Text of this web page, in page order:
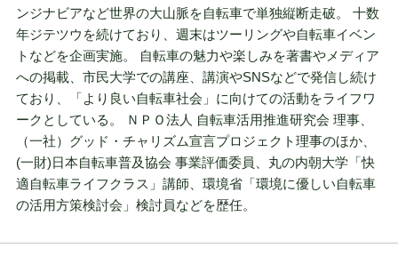
ンジナビアなど世界の⼤⼭脈を⾃転⾞で単独縦断⾛破。 ⼗数
年ジテツウを続けており、週末はツーリングや⾃転⾞イベン
トなどを企画実施。 ⾃転⾞の魅⼒や楽しみを著書やメディア
への掲載、市⺠⼤学での講座、講演やSNSなどで発信し続け
ており、「より良い⾃転⾞社会」に向けての活動をライフワ
ークとしている。 ＮＰＯ法⼈ ⾃転⾞活⽤推進研究会 理事、
（⼀社）グッド・チャリズム宣⾔プロジェクト理事のほか、
(⼀財)⽇本⾃転⾞普及協会 事業評価委員、丸の内朝⼤学「快
適⾃転⾞ライフクラス」講師、環境省「環境に優しい⾃転⾞
の活⽤⽅策検討会」検討員などを歴任。